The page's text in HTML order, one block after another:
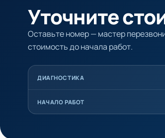
Уточните
Оставьте номер — мастер
стоимость до начала работ.
ДИАГНОСТИКА
НАЧАЛО РАБОТ